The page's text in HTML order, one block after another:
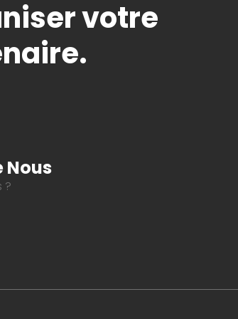
votre
Nous
?